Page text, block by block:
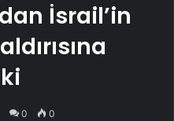
İsrail’in
0 0